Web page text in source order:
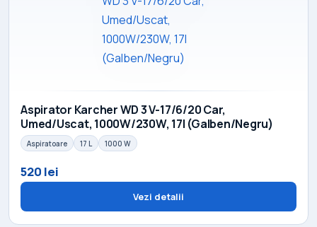
Aspirator Karcher WD 3 V-17/6/20 Car,
Umed/Uscat, 1000W/230W, 17l (Galben/Negru)
Aspiratoare 17 L 1000 W
520 lei
Vezi detalii